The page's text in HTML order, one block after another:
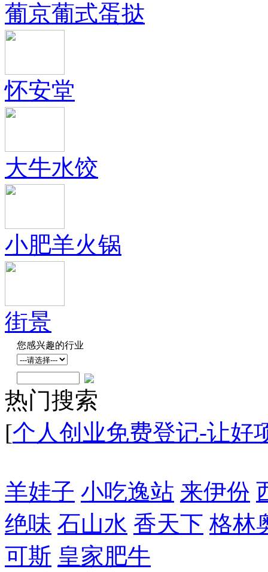
葡京葡式蛋挞
怀安堂
大牛水饺
小肥羊火锅
街景
您感兴趣的行业
热门搜索
[个人创业免费登记-让好
羊娃子 小吃逸站 来伊份
绝味 石山水 香天下 格林
可斯 皇家肥牛